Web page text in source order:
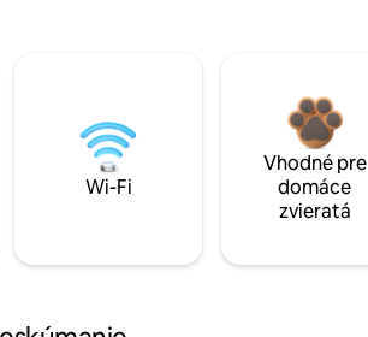
Wi-Fi
Vhodné pre
domáce
zvieratá